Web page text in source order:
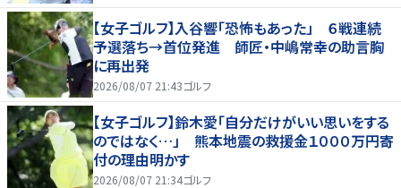
【女子ゴルフ】入谷響「恐怖もあった」 ６戦連続
予選落ち→首位発進 師匠・中嶋常幸の助言胸
に再出発
2026/08/07 21:43ゴルフ
【女子ゴルフ】鈴木愛「自分だけがいい思いをする
のではなく…」 熊本地震の救援金１０００万円寄
付の理由明かす
2026/08/07 21:34ゴルフ